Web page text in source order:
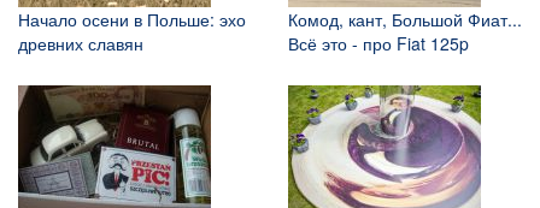
Начало осени в Польше: эхо
древних славян
Комод, кант, Большой Фиат...
Всё это - про Fiat 125p